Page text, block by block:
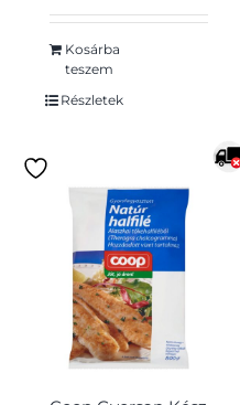
Átvétel
halfilérudak 500 g
Kosárba
teszem
Részletek